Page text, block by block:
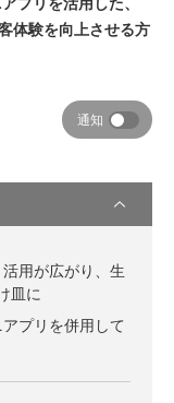
体験を向上させる方
通知
用が広がり、生
皿に
プリを併用して